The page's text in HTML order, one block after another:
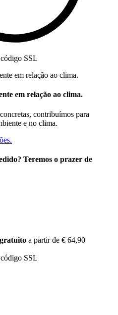
SSL
em relação ao clima.
contribuímos para
e no clima.
Teremos o prazer de
a partir de € 64,90
SSL